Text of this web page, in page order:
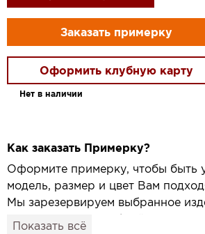
Заказать примерку
Оформить клубную карту
Нет в наличии
Как заказать Примерку?
Оформите примерку, чтобы быть
модель, размер и цвет Вам
Мы зарезервируем выбранное
привезём его в удобный для вас
Показать всё